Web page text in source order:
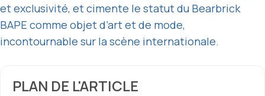
et exclusivité, et cimente le statut du Bearbrick
BAPE comme objet d’art et de mode,
incontournable sur la scène internationale.
PLAN DE L'ARTICLE